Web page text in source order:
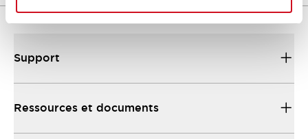
Support
Ressources et documents